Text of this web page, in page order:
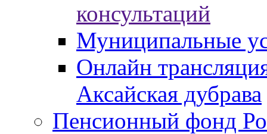
консультаций
Муниципальные
Онлайн
Аксайская дубрава
Пенсионный фонд